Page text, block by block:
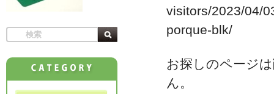
visitors/2023/04/
porque-blk/
お探しのページ
ん。